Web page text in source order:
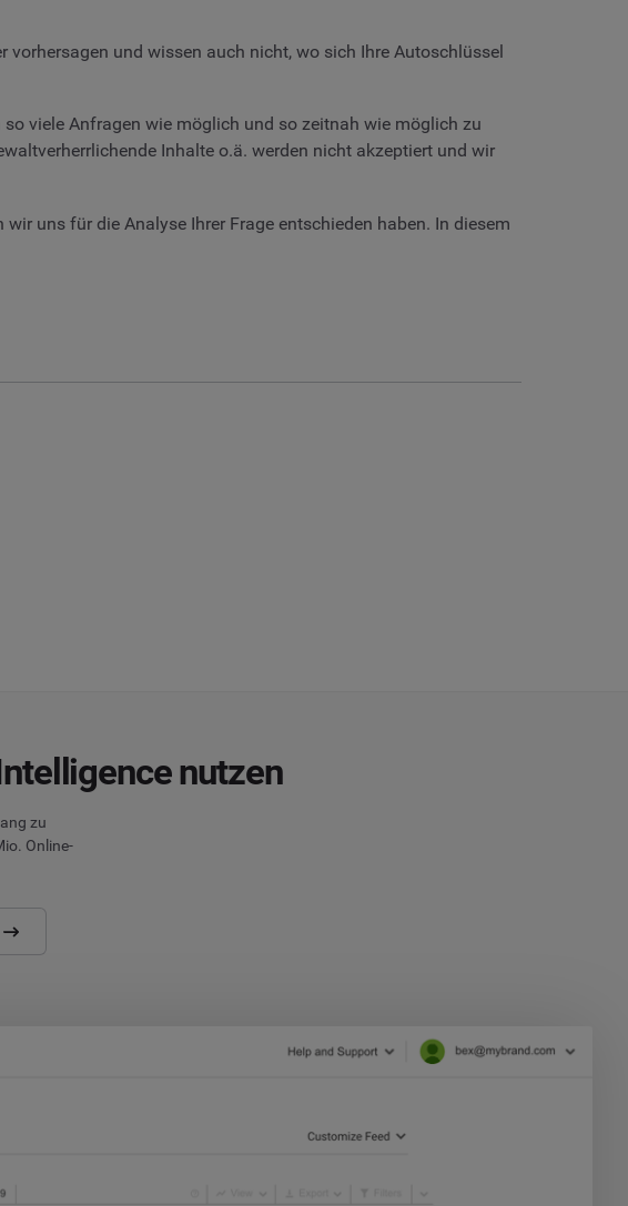
und wissen auch nicht, wo sich Ihre Autoschlüssel
viele Anfragen wie möglich und so zeitnah wie möglich zu
Inhalte o.ä. werden nicht akzeptiert und wir
uns für die Analyse Ihrer Frage entschieden haben. In diesem
nutzen
zu
Online-